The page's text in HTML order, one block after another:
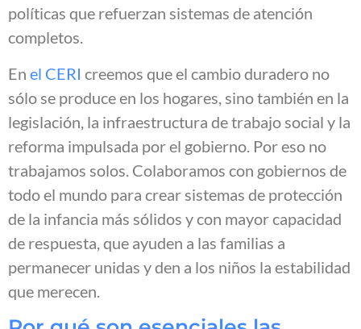
políticas que refuerzan sistemas de atención
completos.
En el CERI creemos que el cambio duradero no
sólo se produce en los hogares, sino también en la
legislación, la infraestructura de trabajo social y la
reforma impulsada por el gobierno. Por eso no
trabajamos solos. Colaboramos con gobiernos de
todo el mundo para crear sistemas de protección
de la infancia más sólidos y con mayor capacidad
de respuesta, que ayuden a las familias a
permanecer unidas y den a los niños la estabilidad
que merecen.